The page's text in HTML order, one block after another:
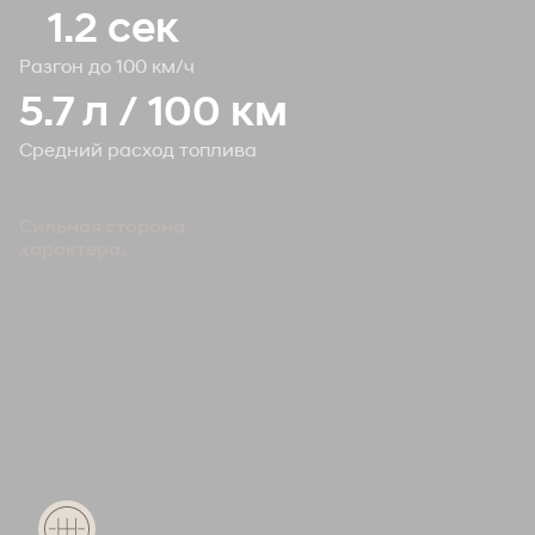
1.2 сек
Разгон до 100 км/ч
5.7 л / 100 км
Средний расход топлива
.3 сек
Разгон до 100 км/ч
6.0 л / 100 км
Средний расход топлива